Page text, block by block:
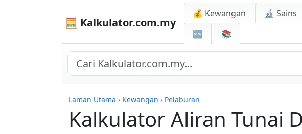
🧮 Kalkulator.com.my
💰 Kewangan 🔬 Sains
🆕
📚
Laman Utama › Kewangan › Pelaburan
Kalkulator Aliran Tunai
Kalkulator